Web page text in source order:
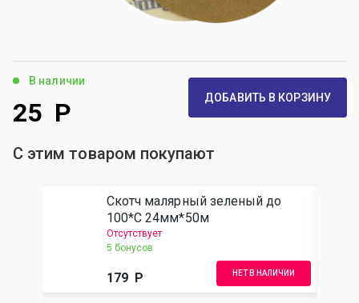
В наличии
25 Р ДОБАВИТЬ В КОРЗИНУ
С этим товаром покупают
Скотч малярный зеленый до
100*С 24мм*50м
Отсутствует
5 бонусов
179 Р НЕТ В НАЛИЧИИ